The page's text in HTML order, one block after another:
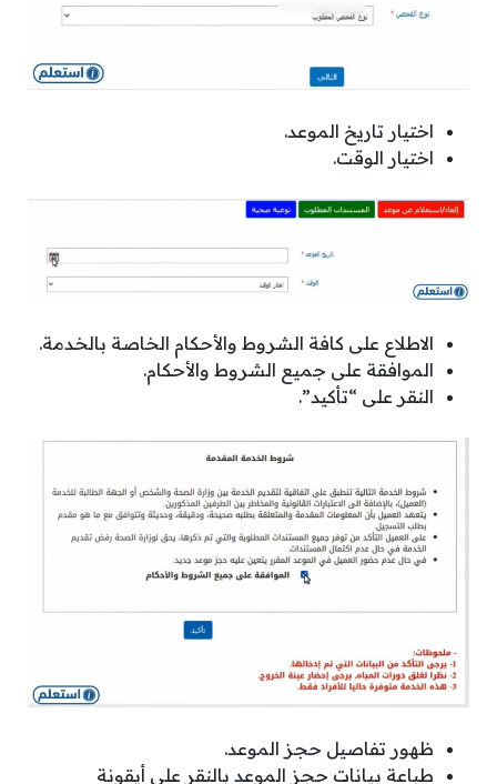
اختيار تاريخ الموعد.
اختيار الوقت.
الاطلاع على كافة الشروط والأحكام الخاصة بالخدمة.
الموافقة على جميع الشروط والأحكام.
النقر على “تأكيد”.
ظهور تفاصيل حجز الموعد.
طباعة بيانات حجز الموعد بالنقر على أيقونة